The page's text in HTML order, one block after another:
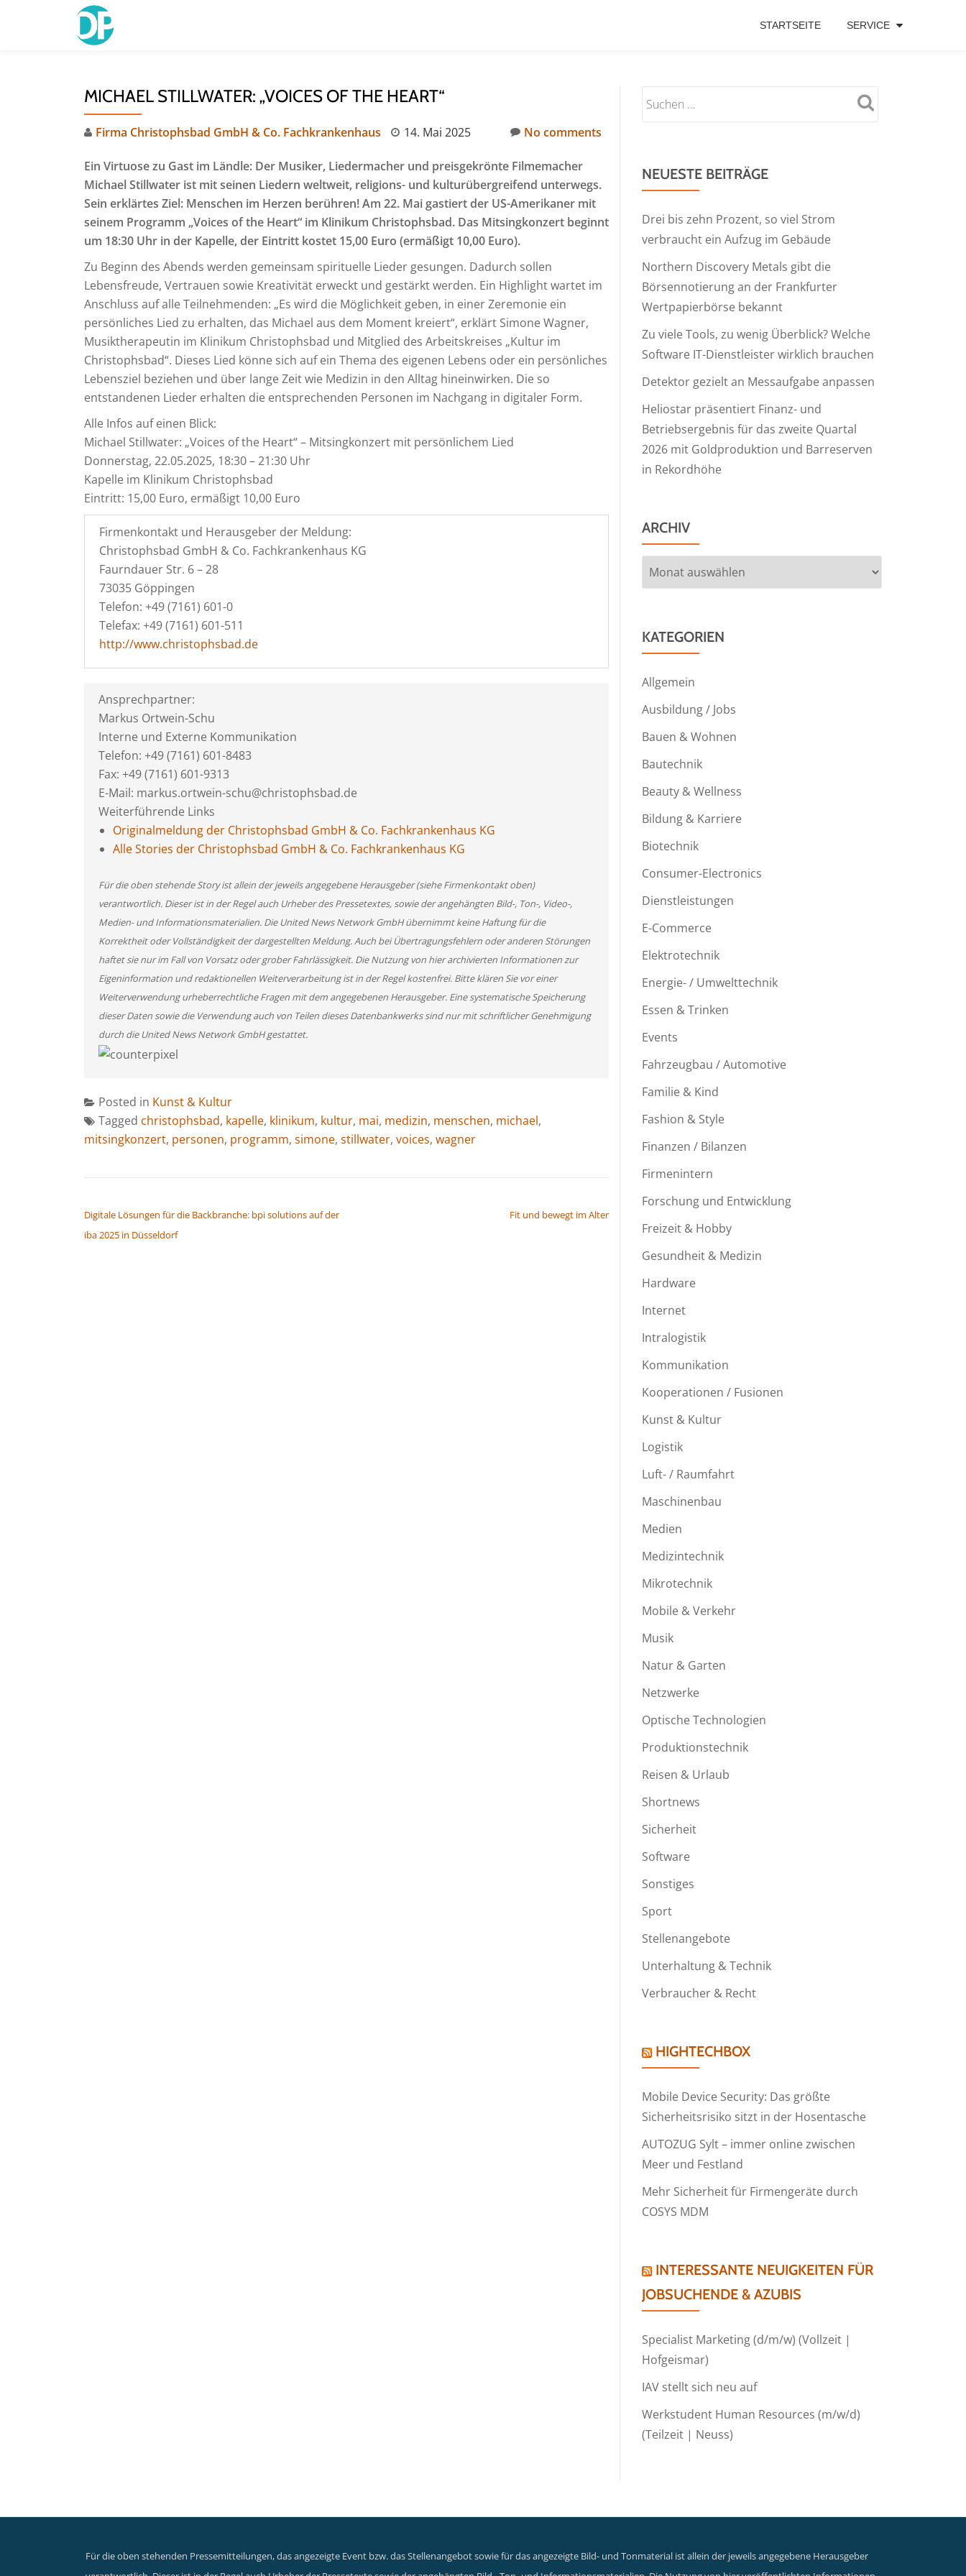
STARTSEITE SERVICE
MICHAEL STILLWATER: „VOICES OF THE HEART“
Firma Christophsbad GmbH & Co. Fachkrankenhaus 14. Mai 2025 No comments
Ein Virtuose zu Gast im Ländle: Der Musiker, Liedermacher und preisgekrönte Filmemacher
Michael Stillwater ist mit seinen Liedern weltweit, religions- und kulturübergreifend unterwegs.
Sein erklärtes Ziel: Menschen im Herzen berühren! Am 22. Mai gastiert der US-Amerikaner mit
seinem Programm „Voices of the Heart“ im Klinikum Christophsbad. Das Mitsingkonzert beginnt
um 18:30 Uhr in der Kapelle, der Eintritt kostet 15,00 Euro (ermäßigt 10,00 Euro).
Zu Beginn des Abends werden gemeinsam spirituelle Lieder gesungen. Dadurch sollen
Lebensfreude, Vertrauen sowie Kreativität erweckt und gestärkt werden. Ein Highlight wartet im
Anschluss auf alle Teilnehmenden: „Es wird die Möglichkeit geben, in einer Zeremonie ein
persönliches Lied zu erhalten, das Michael aus dem Moment kreiert“, erklärt Simone Wagner,
Musiktherapeutin im Klinikum Christophsbad und Mitglied des Arbeitskreises „Kultur im
Christophsbad“. Dieses Lied könne sich auf ein Thema des eigenen Lebens oder ein persönliches
Lebensziel beziehen und über lange Zeit wie Medizin in den Alltag hineinwirken. Die so
entstandenen Lieder erhalten die entsprechenden Personen im Nachgang in digitaler Form.
Alle Infos auf einen Blick:
Michael Stillwater: „Voices of the Heart“ – Mitsingkonzert mit persönlichem Lied
Donnerstag, 22.05.2025, 18:30 – 21:30 Uhr
Kapelle im Klinikum Christophsbad
Eintritt: 15,00 Euro, ermäßigt 10,00 Euro
Firmenkontakt und Herausgeber der Meldung:
Christophsbad GmbH & Co. Fachkrankenhaus KG
Faurndauer Str. 6 – 28
73035 Göppingen
Telefon: +49 (7161) 601-0
Telefax: +49 (7161) 601-511
http://www.christophsbad.de
Ansprechpartner:
Markus Ortwein-Schu
Interne und Externe Kommunikation
Telefon: +49 (7161) 601-8483
Fax: +49 (7161) 601-9313
E-Mail: markus.ortwein-schu@christophsbad.de
Weiterführende Links
Originalmeldung der Christophsbad GmbH & Co. Fachkrankenhaus KG
Alle Stories der Christophsbad GmbH & Co. Fachkrankenhaus KG
Für die oben stehende Story ist allein der jeweils angegebene Herausgeber (siehe Firmenkontakt oben)
verantwortlich. Dieser ist in der Regel auch Urheber des Pressetextes, sowie der angehängten Bild-, Ton-, Video-,
Medien- und Informationsmaterialien. Die United News Network GmbH übernimmt keine Haftung für die
Korrektheit oder Vollständigkeit der dargestellten Meldung. Auch bei Übertragungsfehlern oder anderen Störungen
haftet sie nur im Fall von Vorsatz oder grober Fahrlässigkeit. Die Nutzung von hier archivierten Informationen zur
Eigeninformation und redaktionellen Weiterverarbeitung ist in der Regel kostenfrei. Bitte klären Sie vor einer
Weiterverwendung urheberrechtliche Fragen mit dem angegebenen Herausgeber. Eine systematische Speicherung
dieser Daten sowie die Verwendung auch von Teilen dieses Datenbankwerks sind nur mit schriftlicher Genehmigung
durch die United News Network GmbH gestattet.
Posted in Kunst & Kultur
Tagged christophsbad, kapelle, klinikum, kultur, mai, medizin, menschen, michael,
mitsingkonzert, personen, programm, simone, stillwater, voices, wagner
Digitale Lösungen für die Backbranche: bpi solutions auf der
iba 2025 in Düsseldorf
Fit und bewegt im Alter
NEUESTE BEITRÄGE
Drei bis zehn Prozent, so viel Strom
verbraucht ein Aufzug im Gebäude
Northern Discovery Metals gibt die
Börsennotierung an der Frankfurter
Wertpapierbörse bekannt
Zu viele Tools, zu wenig Überblick? Welche
Software IT-Dienstleister wirklich brauchen
Detektor gezielt an Messaufgabe anpassen
Heliostar präsentiert Finanz- und
Betriebsergebnis für das zweite Quartal
2026 mit Goldproduktion und Barreserven
in Rekordhöhe
ARCHIV
Archiv
KATEGORIEN
Allgemein
Ausbildung / Jobs
Bauen & Wohnen
Bautechnik
Beauty & Wellness
Bildung & Karriere
Biotechnik
Consumer-Electronics
Dienstleistungen
E-Commerce
Elektrotechnik
Energie- / Umwelttechnik
Essen & Trinken
Events
Fahrzeugbau / Automotive
Familie & Kind
Fashion & Style
Finanzen / Bilanzen
Firmenintern
Forschung und Entwicklung
Freizeit & Hobby
Gesundheit & Medizin
Hardware
Internet
Intralogistik
Kommunikation
Kooperationen / Fusionen
Kunst & Kultur
Logistik
Luft- / Raumfahrt
Maschinenbau
Medien
Medizintechnik
Mikrotechnik
Mobile & Verkehr
Musik
Natur & Garten
Netzwerke
Optische Technologien
Produktionstechnik
Reisen & Urlaub
Shortnews
Sicherheit
Software
Sonstiges
Sport
Stellenangebote
Unterhaltung & Technik
Verbraucher & Recht
HIGHTECHBOX
Mobile Device Security: Das größte
Sicherheitsrisiko sitzt in der Hosentasche
AUTOZUG Sylt – immer online zwischen
Meer und Festland
Mehr Sicherheit für Firmengeräte durch
COSYS MDM
INTERESSANTE NEUIGKEITEN FÜR
JOBSUCHENDE & AZUBIS
Specialist Marketing (d/m/w) (Vollzeit |
Hofgeismar)
IAV stellt sich neu auf
Werkstudent Human Resources (m/w/d)
(Teilzeit | Neuss)
Für die oben stehenden Pressemitteilungen, das angezeigte Event bzw. das Stellenangebot sowie für das angezeigte Bild- und Tonmaterial ist allein der jeweils angegebene Herausgeber